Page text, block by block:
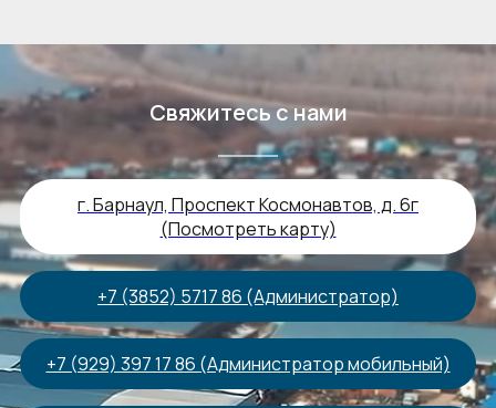
Свяжитесь с нами
г. Барнаул, Проспект Космонавтов, д. 6г
(Посмотреть карту)
+7 (3852) 5717 86 (Администратор)
+7 (929) 397 17 86 (Администратор мобильный)